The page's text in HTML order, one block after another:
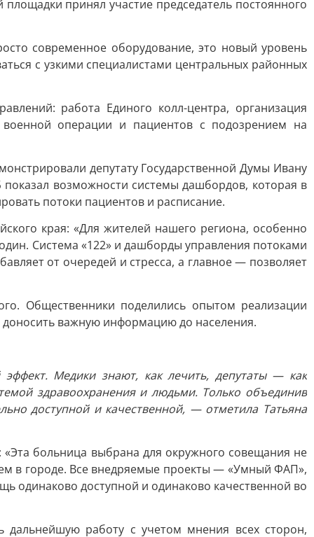
принял участие председатель постоянного
современное оборудование, это новый уровень
с узкими специалистами центральных районных
работа Единого колл-центра, организация
военной операции и пациентов с подозрением на
депутату Государственной Думы Ивану
возможности системы дашбордов, которая в
потоки пациентов и расписание.
края: «Для жителей нашего региона, особенно
Система «122» и дашборды управления потоками
от очередей и стресса, а главное — позволяет
Общественники поделились опытом реализации
доносить важную информацию до населения.
Медики знают, как лечить, депутаты — как
здравоохранения и людьми. Только объединив
доступной и качественной, — отметила Татьяна
больница выбрана для окружного совещания не
в городе. Все внедряемые проекты — «Умный ФАП»,
одинаково доступной и одинаково качественной во
дальнейшую работу с учетом мнения всех сторон,